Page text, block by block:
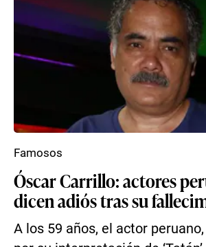
Óscar Carrillo: actores
dicen adiós tras su
A los 59 años, el actor
Famosos